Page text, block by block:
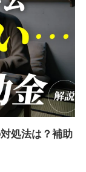
処法は？補助